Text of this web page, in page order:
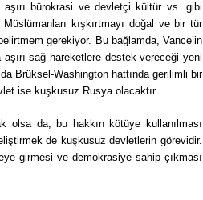
aşırı bürokrasi ve devletçi kültür vs. gibi
kışkırtmayı doğal ve bir tür
gerekiyor. Bu bağlamda, Vance’in
aşırı sağ hareketlere destek vereceği yeni
Brüksel-Washington hattında gerilimli bir
ise kuşkusuz Rusya olacaktır.
da, bu hakkın kötüye kullanılması
de kuşkusuz devletlerin görevidir.
girmesi ve demokrasiye sahip çıkması